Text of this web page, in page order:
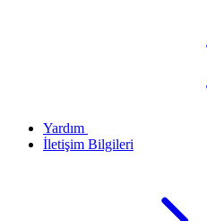
Yardım
İletişim Bilgileri